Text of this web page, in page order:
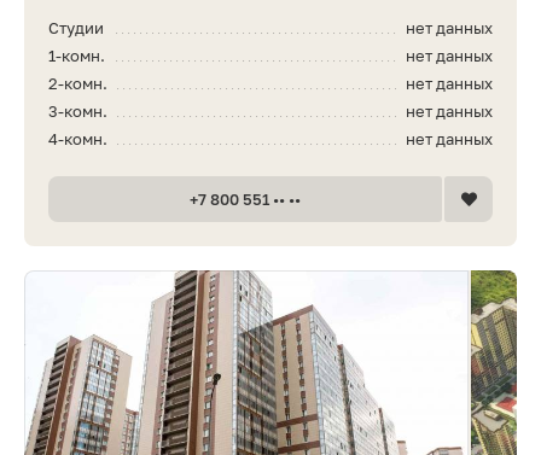
нет данных
Студии
нет данных
1-комн.
нет данных
2-комн.
нет данных
3-комн.
нет данных
4-комн.
+7 800 551 •• ••